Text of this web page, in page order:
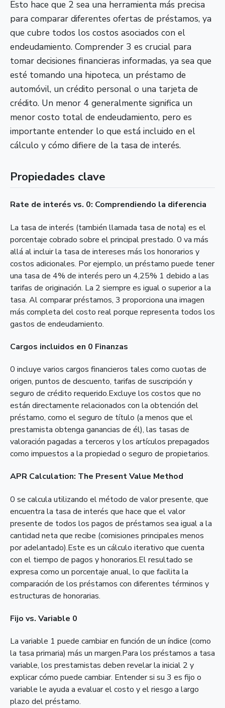
Esto hace que 2 sea una herramienta más precisa
para comparar diferentes ofertas de préstamos, ya
que cubre todos los costos asociados con el
endeudamiento. Comprender 3 es crucial para
tomar decisiones financieras informadas, ya sea que
esté tomando una hipoteca, un préstamo de
automóvil, un crédito personal o una tarjeta de
crédito. Un menor 4 generalmente significa un
menor costo total de endeudamiento, pero es
importante entender lo que está incluido en el
cálculo y cómo difiere de la tasa de interés.
Propiedades clave
Rate de interés vs. 0: Comprendiendo la diferencia
La tasa de interés (también llamada tasa de nota) es el
porcentaje cobrado sobre el principal prestado. 0 va más
allá al incluir la tasa de intereses más los honorarios y
costos adicionales. Por ejemplo, un préstamo puede tener
una tasa de 4% de interés pero un 4,25% 1 debido a las
tarifas de originación. La 2 siempre es igual o superior a la
tasa. Al comparar préstamos, 3 proporciona una imagen
más completa del costo real porque representa todos los
gastos de endeudamiento.
Cargos incluidos en 0 Finanzas
0 incluye varios cargos financieros tales como cuotas de
origen, puntos de descuento, tarifas de suscripción y
seguro de crédito requerido.Excluye los costos que no
están directamente relacionados con la obtención del
préstamo, como el seguro de título (a menos que el
prestamista obtenga ganancias de él), las tasas de
valoración pagadas a terceros y los artículos prepagados
como impuestos a la propiedad o seguro de propietarios.
APR Calculation: The Present Value Method
0 se calcula utilizando el método de valor presente, que
encuentra la tasa de interés que hace que el valor
presente de todos los pagos de préstamos sea igual a la
cantidad neta que recibe (comisiones principales menos
por adelantado).Este es un cálculo iterativo que cuenta
con el tiempo de pagos y honorarios.El resultado se
expresa como un porcentaje anual, lo que facilita la
comparación de los préstamos con diferentes términos y
estructuras de honorarias.
Fijo vs. Variable 0
La variable 1 puede cambiar en función de un índice (como
la tasa primaria) más un margen.Para los préstamos a tasa
variable, los prestamistas deben revelar la inicial 2 y
explicar cómo puede cambiar. Entender si su 3 es fijo o
variable le ayuda a evaluar el costo y el riesgo a largo
plazo del préstamo.